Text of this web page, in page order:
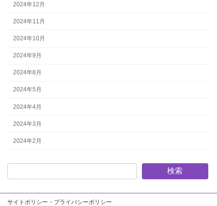
2024年12月
2024年11月
2024年10月
2024年9月
2024年8月
2024年5月
2024年4月
2024年3月
2024年2月
検索
サイトポリシー・プライバシーポリシー